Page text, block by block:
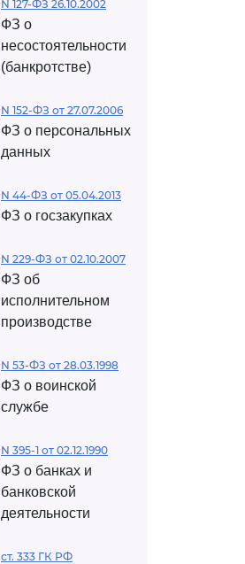
N 127-ФЗ 26.10.2002
ФЗ о
несостоятельности
(банкротстве)
N 152-ФЗ от 27.07.2006
ФЗ о персональных
данных
N 44-ФЗ от 05.04.2013
ФЗ о госзакупках
N 229-ФЗ от 02.10.2007
ФЗ об
исполнительном
производстве
N 53-ФЗ от 28.03.1998
ФЗ о воинской
службе
N 395-1 от 02.12.1990
ФЗ о банках и
банковской
деятельности
ст. 333 ГК РФ